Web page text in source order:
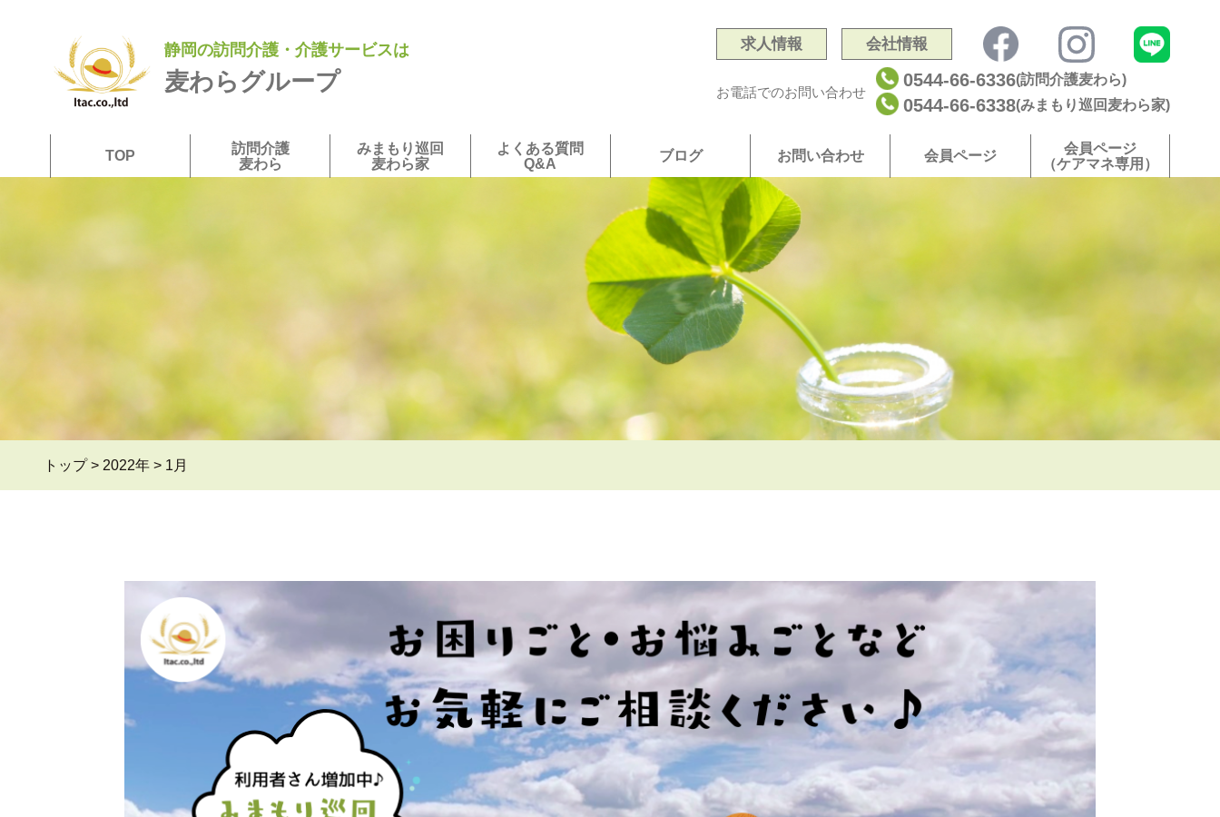
静岡の訪問介護・介護サービスは
麦わらグループ
求人情報 会社情報
お電話でのお問い合わせ
0544-66-6336(訪問介護麦わら)
0544-66-6338(みまもり巡回麦わら家)
TOP
訪問介護
麦わら
みまもり巡回
麦わら家
よくある質問
Q&A
ブログ お問い合わせ 会員ページ
会員ページ
（ケアマネ専用）
トップ> 2022年 > 1月